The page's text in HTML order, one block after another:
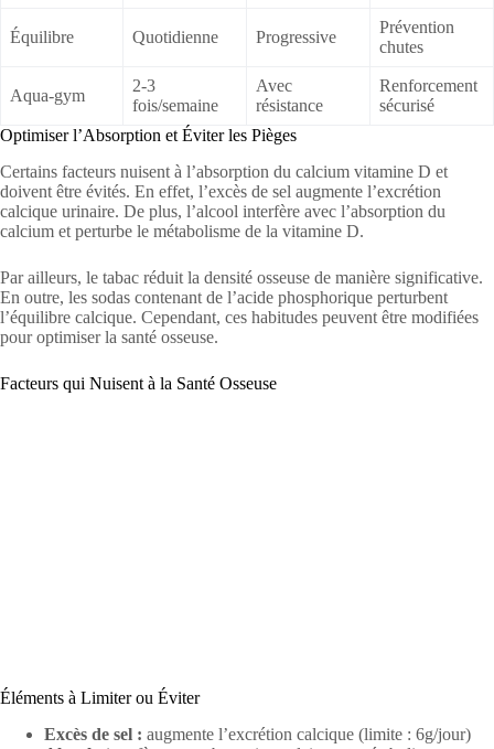
Équilibre Quotidienne Progressive
Prévention
chutes
Aqua-gym
2-3
fois/semaine
Avec
résistance
Renforcement
sécurisé
Optimiser l’Absorption et Éviter les Pièges
Certains facteurs nuisent à l’absorption du calcium vitamine D et
doivent être évités. En effet, l’excès de sel augmente l’excrétion
calcique urinaire. De plus, l’alcool interfère avec l’absorption du
calcium et perturbe le métabolisme de la vitamine D.
Par ailleurs, le tabac réduit la densité osseuse de manière significative.
En outre, les sodas contenant de l’acide phosphorique perturbent
l’équilibre calcique. Cependant, ces habitudes peuvent être modifiées
pour optimiser la santé osseuse.
Facteurs qui Nuisent à la Santé Osseuse
Éléments à Limiter ou Éviter
Excès de sel : augmente l’excrétion calcique (limite : 6g/jour)